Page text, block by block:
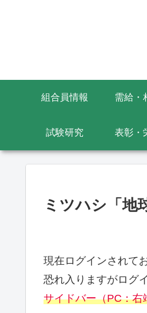
組合員情報 需給・
試験研究 表彰・
ミツハシ「地
現在ログインされて
恐れ入りますがログ
サイドバー（PC：